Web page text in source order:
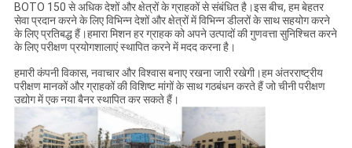
BOTO 150 से अधिक देशों और क्षेत्रों के ग्राहकों से संबंधित है।इस बीच, हम बेहतर
सेवा प्रदान करने के लिए विभिन्न देशों और क्षेत्रों में विभिन्न डीलरों के साथ सहयोग करने
के लिए प्रतिबद्ध हैं।हमारा मिशन हर ग्राहक को अपने उत्पादों की गुणवत्ता सुनिश्चित करने
के लिए परीक्षण प्रयोगशालाएं स्थापित करने में मदद करना है।
हमारी कंपनी विकास, नवाचार और विश्वास बनाए रखना जारी रखेगी।हम अंतरराष्ट्रीय
परीक्षण मानकों और ग्राहकों की विशिष्ट मांगों के साथ गठबंधन करते हैं जो चीनी परीक्षण
उद्योग में एक नया बैनर स्थापित कर सकते हैं।